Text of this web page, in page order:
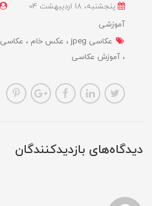
پنجشنبه، 18 ارديبهشت 04
آموزشی
عکاسی jpeg
عکس خام عکاسی raw
آموزش عکاسی
دیدگاه‌های بازدیدکنندگان